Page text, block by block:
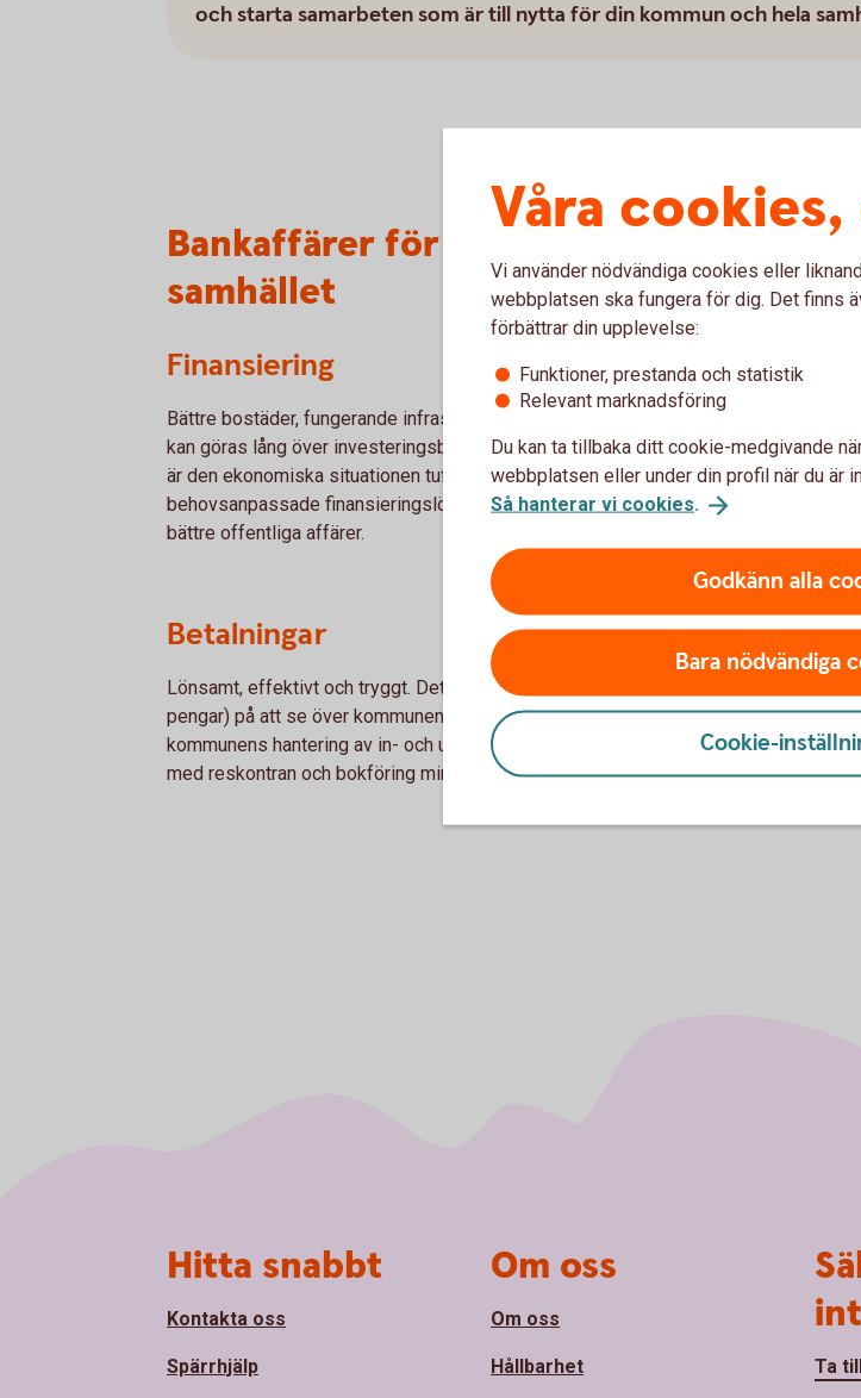
och starta samarbeten som är till nytta för din kommun och hela
Bankaffärer för offentlig sektor – en
samhället
Finansiering
Bättre bostäder, fungerande infrastruktur. Vård, omsorg och skolor. Listan
kan göras lång över investeringsbehoven i Sveriges kommuner. Samtidigt
är den ekonomiska situationen tuff. Med våra smarta och
behovsanpassade finansieringslösningar skapar du rätt förutsättningar för
bättre offentliga affärer.
Vi
Betalningar
Lönsamt, effektivt och tryggt. Det finns mycket att tjäna (både tid och
pengar) på att se över kommunens betalningsflöden. Med våra tjänster blir
kommunens hantering av in- och utgående betalningar enklare, och arbetet
med reskontran och bokföring mindre.
som
Våra
Vi använder nödvändiga cookies eller
webbplatsen ska fungera för dig. Det finns
förbättrar din upplevelse:
Funktioner, prestanda och statistik
Relevant marknadsföring
Du kan ta tillbaka ditt cookie-medgivande
webbplatsen eller under din profil när du är
Så hanterar vi cookies.
Godkänn alla
Bara nödvändiga
Cookie-
Hitta snabbt
Kontakta oss
Spärrhjälp
Om oss
Om oss
Hållbarhet Ta